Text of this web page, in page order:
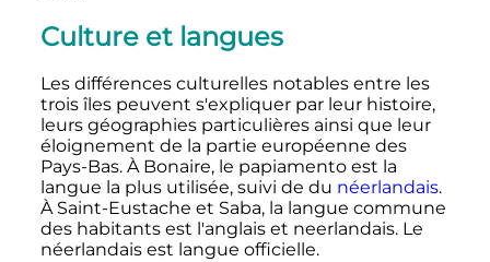
Culture et langues
Les différences culturelles notables entre les
trois îles peuvent s'expliquer par leur histoire,
leurs géographies particulières ainsi que leur
éloignement de la partie européenne des
Pays-Bas. À Bonaire, le papiamento est la
langue la plus utilisée, suivi de du néerlandais.
À Saint-Eustache et Saba, la langue commune
des habitants est l'anglais et neerlandais. Le
néerlandais est langue officielle.